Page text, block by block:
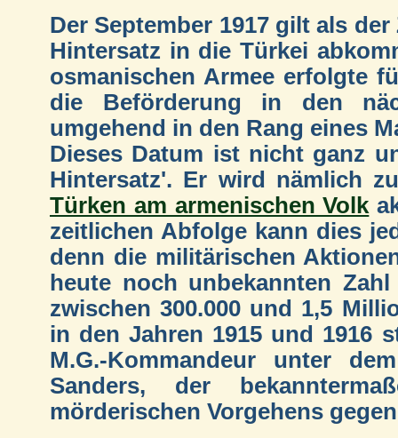
Der September 1917 gilt als
Hintersatz in die Türkei
osmanischen Armee erfolgte
die Beförderung in den
umgehend in den Rang eines
Dieses Datum ist nicht ganz
Hintersatz'. Er wird nämlich
Türken am armenischen Volk
zeitlichen Abfolge kann dies
denn die militärischen
heute noch unbekannten
zwischen 300.000 und 1,5
in den Jahren 1915 und 1916
M.G.-Kommandeur unter
Sanders, der
mörderischen Vorgehens